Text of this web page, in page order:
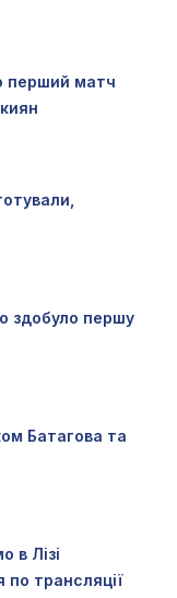
перший матч
здобуло першу
Батагова та
в Лізі
по трансляції